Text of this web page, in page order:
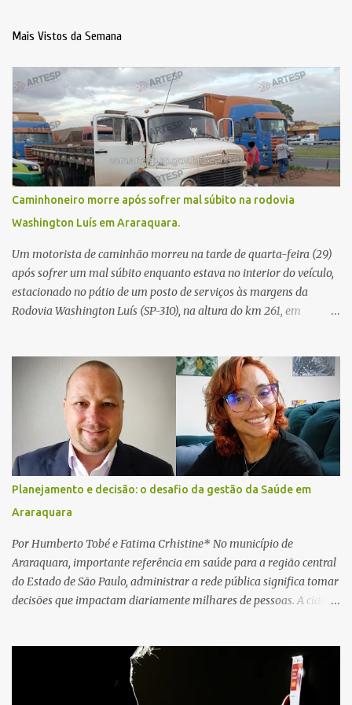
Mais Vistos da Semana
Caminhoneiro morre após sofrer mal súbito na rodovia
Washington Luís em Araraquara.
Um motorista de caminhão morreu na tarde de quarta-feira (29)
após sofrer um mal súbito enquanto estava no interior do veículo,
estacionado no pátio de um posto de serviços às margens da
Rodovia Washington Luís (SP-310), na altura do km 261, em
relatos de que havia um condutor inconsciente dentro de um
caminhão. Equipes de resgate foram rapidamente deslocadas ao
local e encontraram a vítima em parada cardiorrespiratória. Os
socorristas iniciaram imediatamente as manobras de reanimação
cardiopulmonar (RCP), porém, apesar de todos os esforços, o
motorista não respondeu aos procedimentos. Às 17h03, médicos
da Unidade de Suporte Avançado constataram o óbito da vítima.
Fonte: São Carlos Agora
Planejamento e decisão: o desafio da gestão da Saúde em
Araraquara
Por Humberto Tobé e Fatima Crhistine* No município de
Araraquara, importante referência em saúde para a região central
do Estado de São Paulo, administrar a rede pública significa tomar
decisões que impactam diariamente milhares de pessoas. A cidade
município, mas também de diversas cidades do entorno,
ampliando significativamente a responsabilidade da gestão sobre
o Sistema Único de Saúde (SUS). Nos últimos anos, o Governo